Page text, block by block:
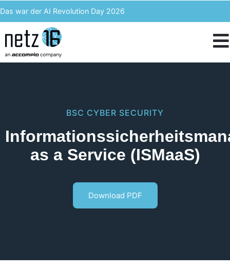
Das war der AI Revolution Day 2026
Kern AI wird accompio AI
Unser Event des Jahres – Wir blicken zurück auf den 3. ACST
BSC CYBER SECURITY
as a Service (ISMaaS)
Download PDF